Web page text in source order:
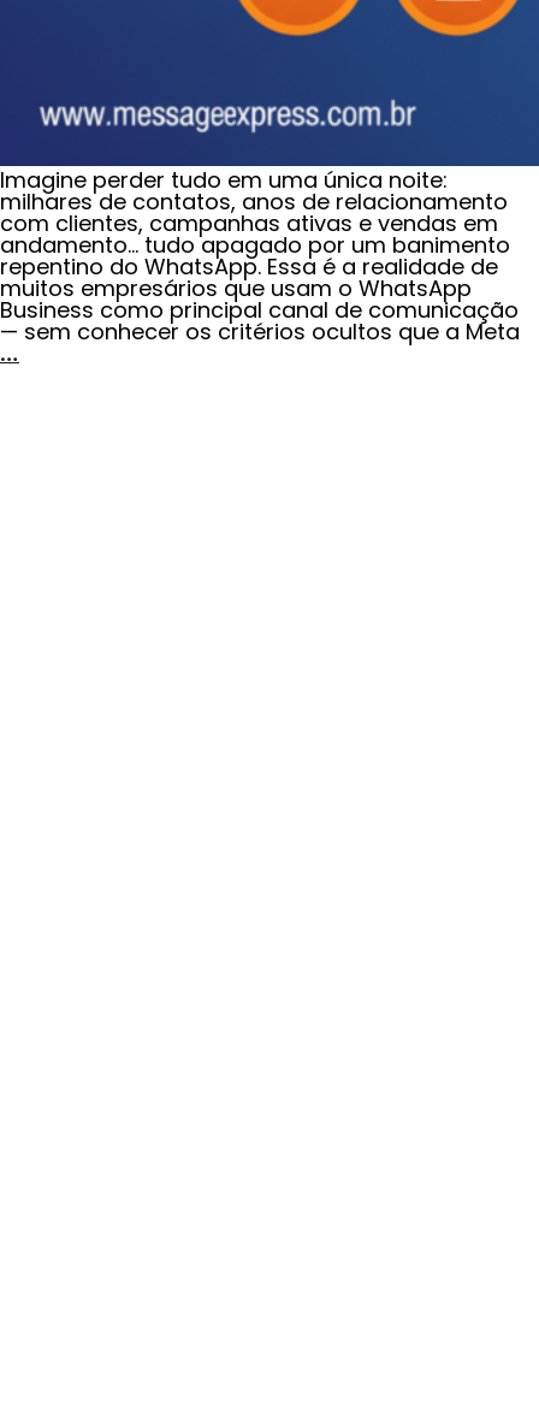
Imagine perder tudo em uma única noite:
milhares de contatos, anos de relacionamento
com clientes, campanhas ativas e vendas em
andamento… tudo apagado por um banimento
repentino do WhatsApp. Essa é a realidade de
muitos empresários que usam o WhatsApp
Business como principal canal de comunicação
— sem conhecer os critérios ocultos que a Meta
…